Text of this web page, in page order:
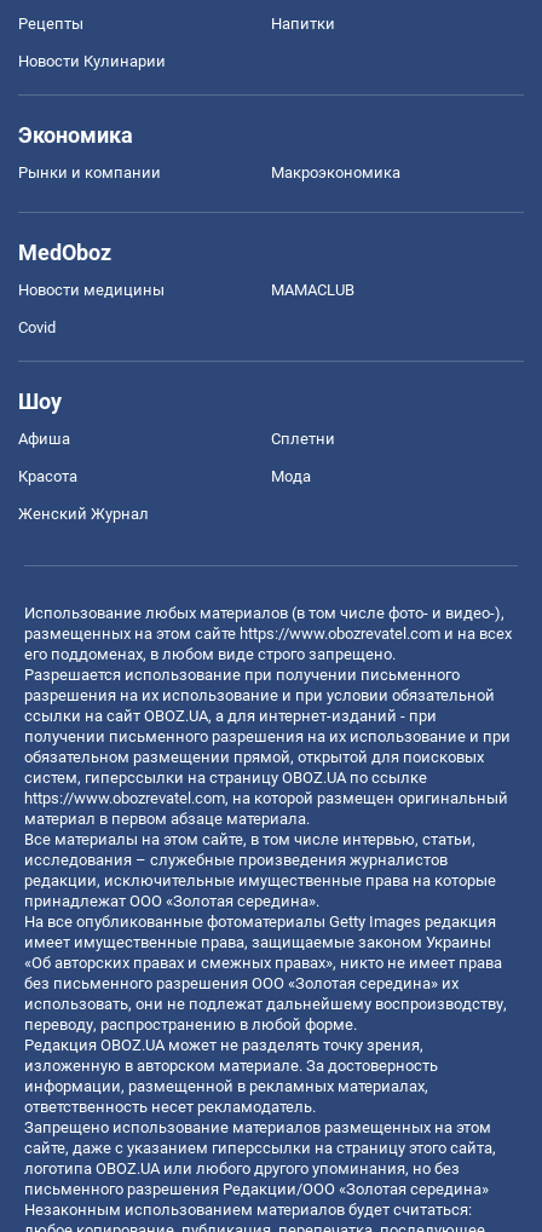
Рецепты Напитки
Новости Кулинарии
Экономика
Рынки и компании Mакроэкономика
MedOboz
Новости медицины MAMACLUB
Covid
Шоу
Афиша Сплетни
Красота Мода
Женский Журнал
Использование любых материалов (в том числе фото- и видео-),
размещенных на этом сайте https://www.obozrevatel.com и на всех
его поддоменах, в любом виде строго запрещено.
Разрешается использование при получении письменного
разрешения на их использование и при условии обязательной
ссылки на сайт OBOZ.UA, а для интернет-изданий - при
получении письменного разрешения на их использование и при
обязательном размещении прямой, открытой для поисковых
систем, гиперссылки на страницу OBOZ.UA по ссылке
https://www.obozrevatel.com, на которой размещен оригинальный
материал в первом абзаце материала.
Все материалы на этом сайте, в том числе интервью, статьи,
исследования – служебные произведения журналистов
редакции, исключительные имущественные права на которые
принадлежат ООО «Золотая середина».
На все опубликованные фотоматериалы Getty Images редакция
имеет имущественные права, защищаемые законом Украины
«Об авторских правах и смежных правах», никто не имеет права
без письменного разрешения ООО «Золотая середина» их
использовать, они не подлежат дальнейшему воспроизводству,
переводу, распространению в любой форме.
Редакция OBOZ.UA может не разделять точку зрения,
изложенную в авторском материале. За достоверность
информации, размещенной в рекламных материалах,
ответственность несет рекламодатель.
Запрещено использование материалов размещенных на этом
сайте, даже с указанием гиперссылки на страницу этого сайта,
логотипа OBOZ.UA или любого другого упоминания, но без
письменного разрешения Редакции/ООО «Золотая середина»
Незаконным использованием материалов будет считаться: